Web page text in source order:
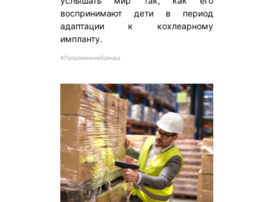
воспринимают дети в период
адаптации к кохлеарному
импланту.
#ПродвижениеБренда